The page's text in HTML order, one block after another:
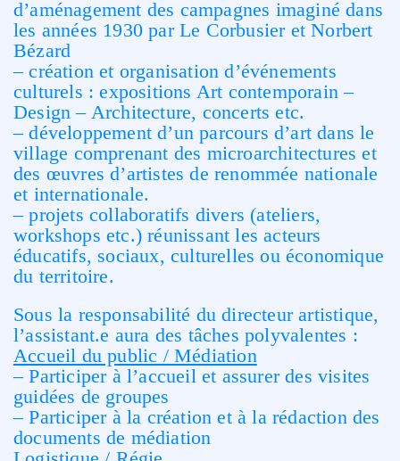
d’aménagement des campagnes imaginé dans
les années 1930 par Le Corbusier et Norbert
Bézard
– création et organisation d’événements
culturels : expositions Art contemporain –
Design – Architecture, concerts etc.
– développement d’un parcours d’art dans le
village comprenant des microarchitectures et
des œuvres d’artistes de renommée nationale
et internationale.
– projets collaboratifs divers (ateliers,
workshops etc.) réunissant les acteurs
éducatifs, sociaux, culturelles ou économique
du territoire.
Sous la responsabilité du directeur artistique,
l’assistant.e aura des tâches polyvalentes :
Accueil du public / Médiation
– Participer à l’accueil et assurer des visites
guidées de groupes
– Participer à la création et à la rédaction des
documents de médiation